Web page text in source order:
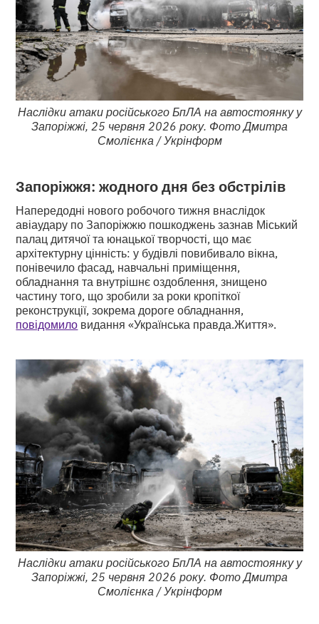
Наслідки атаки російського БпЛА на автостоянку у
Запоріжжі, 25 червня 2026 року. Фото Дмитра
Смолієнка / Укрінформ
Запоріжжя: жодного дня без обстрілів
Напередодні нового робочого тижня внаслідок
авіаудару по Запоріжжю пошкоджень зазнав Міський
палац дитячої та юнацької творчості, що має
архітектурну цінність: у будівлі повибивало вікна,
понівечило фасад, навчальні приміщення,
обладнання та внутрішнє оздоблення, знищено
частину того, що зробили за роки кропіткої
реконструкції, зокрема дороге обладнання,
повідомило видання «Українська правда.Життя».
Наслідки атаки російського БпЛА на автостоянку у
Запоріжжі, 25 червня 2026 року. Фото Дмитра
Смолієнка / Укрінформ